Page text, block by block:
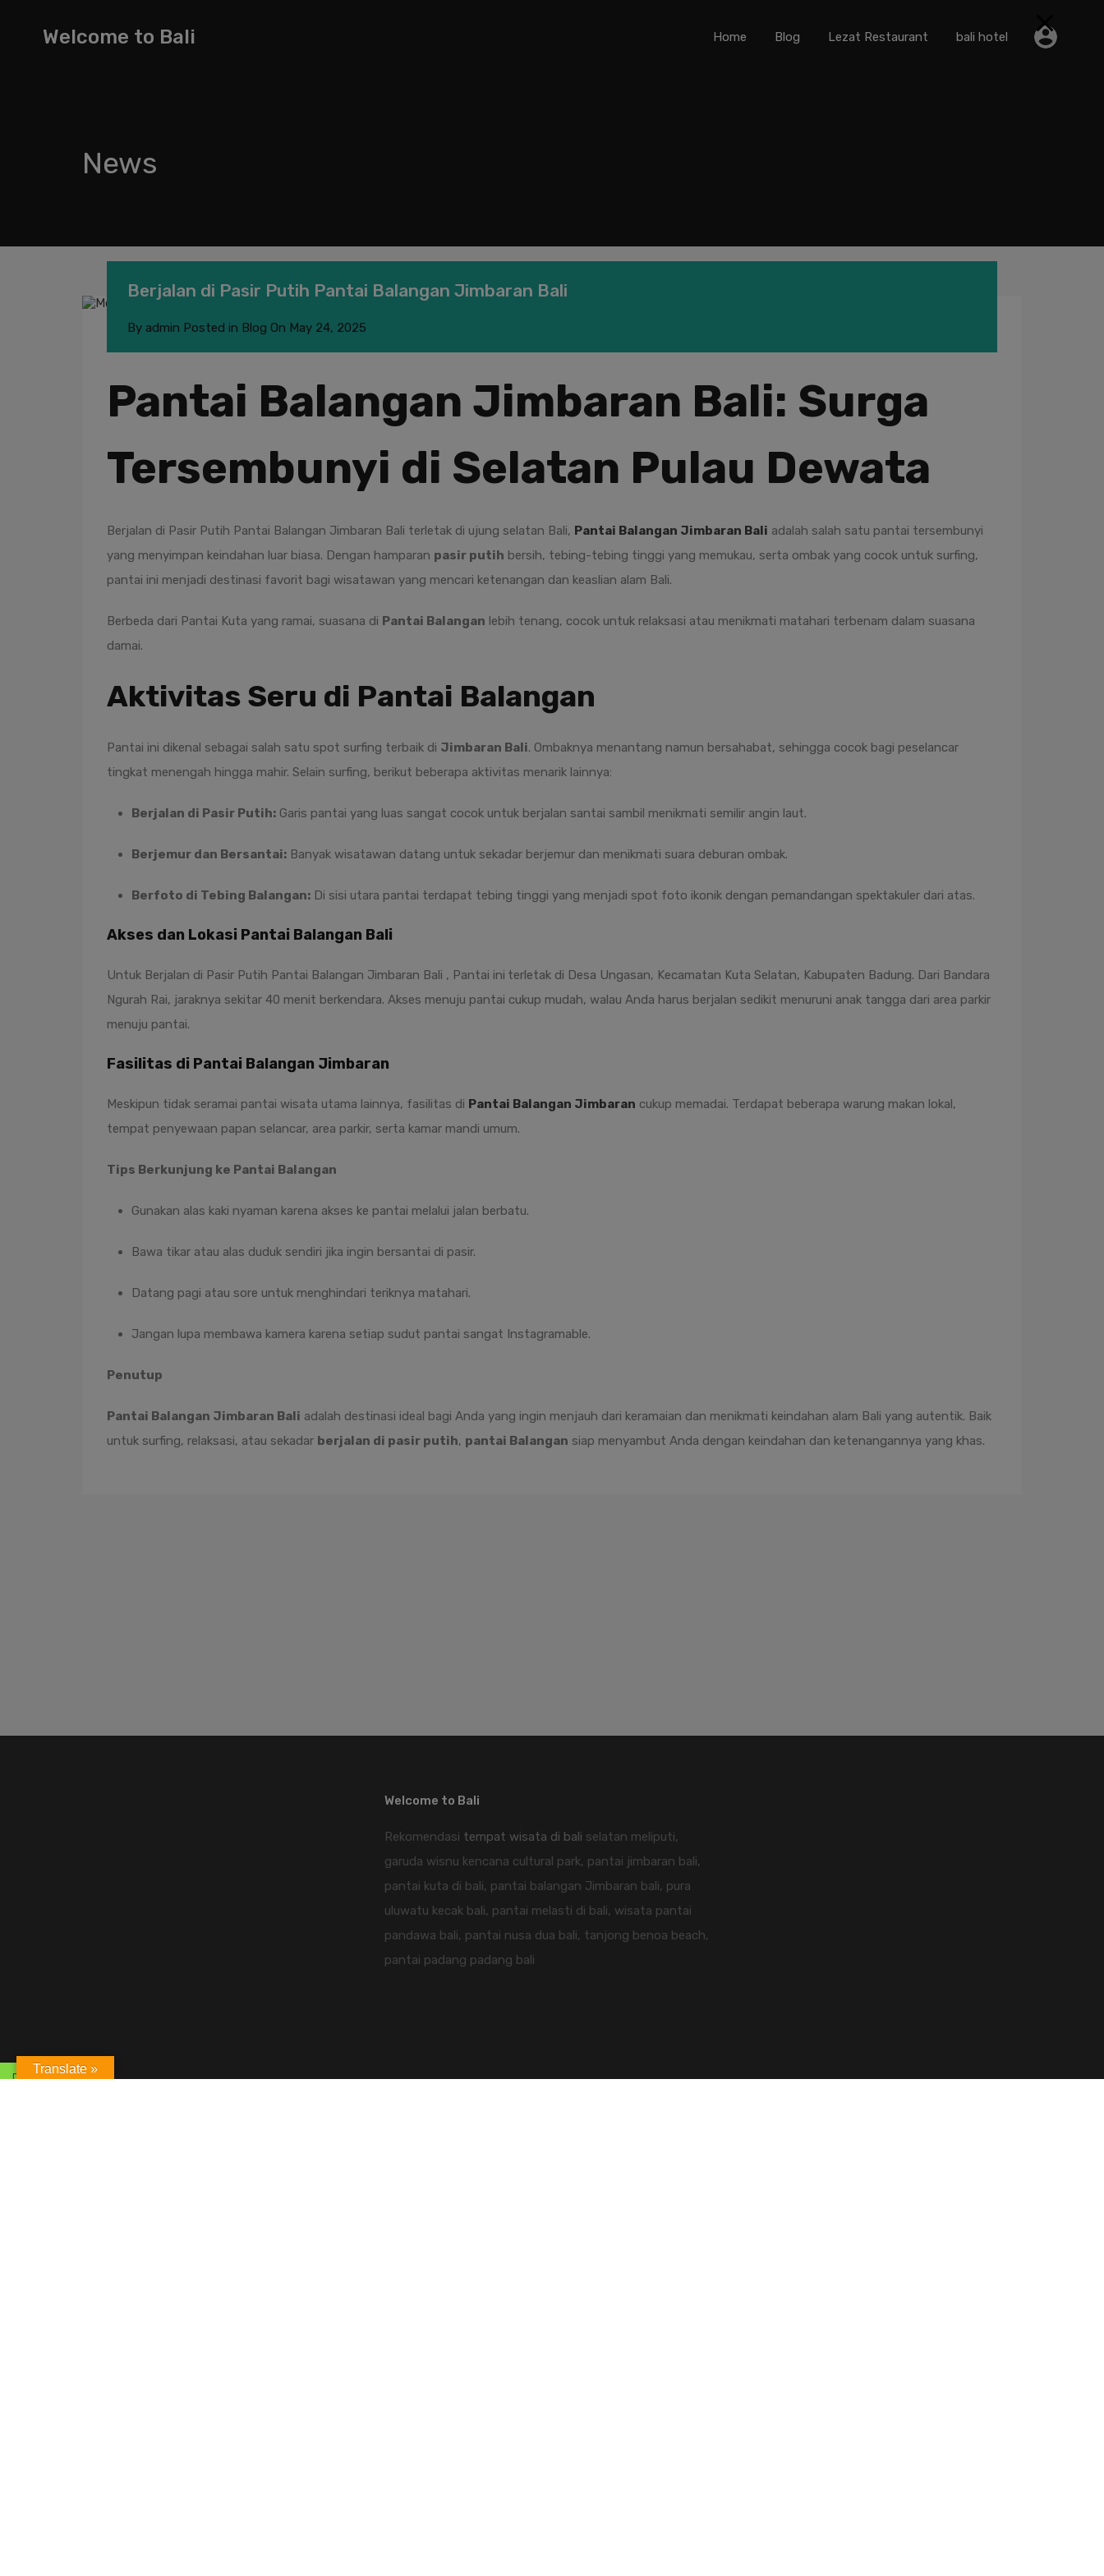
Welcome to Bali Home Blog Lezat Restaurant bali hotel
News
Berjalan di Pasir Putih Pantai Balangan Jimbaran Bali
By admin Posted in Blog On May 24, 2025
Pantai Balangan Jimbaran Bali: Surga
Tersembunyi di Selatan Pulau Dewata
Berjalan di Pasir Putih Pantai Balangan Jimbaran Bali terletak di ujung selatan Bali, Pantai Balangan Jimbaran Bali adalah salah satu pantai tersembunyi
yang menyimpan keindahan luar biasa. Dengan hamparan pasir putih bersih, tebing-tebing tinggi yang memukau, serta ombak yang cocok untuk surfing,
pantai ini menjadi destinasi favorit bagi wisatawan yang mencari ketenangan dan keaslian alam Bali.
Berbeda dari Pantai Kuta yang ramai, suasana di Pantai Balangan lebih tenang, cocok untuk relaksasi atau menikmati matahari terbenam dalam suasana
damai.
Aktivitas Seru di Pantai Balangan
Pantai ini dikenal sebagai salah satu spot surfing terbaik di Jimbaran Bali. Ombaknya menantang namun bersahabat, sehingga cocok bagi peselancar
tingkat menengah hingga mahir. Selain surfing, berikut beberapa aktivitas menarik lainnya:
Berjalan di Pasir Putih: Garis pantai yang luas sangat cocok untuk berjalan santai sambil menikmati semilir angin laut.
Berjemur dan Bersantai: Banyak wisatawan datang untuk sekadar berjemur dan menikmati suara deburan ombak.
Berfoto di Tebing Balangan: Di sisi utara pantai terdapat tebing tinggi yang menjadi spot foto ikonik dengan pemandangan spektakuler dari atas.
Akses dan Lokasi Pantai Balangan Bali
Untuk Berjalan di Pasir Putih Pantai Balangan Jimbaran Bali , Pantai ini terletak di Desa Ungasan, Kecamatan Kuta Selatan, Kabupaten Badung. Dari Bandara
Ngurah Rai, jaraknya sekitar 40 menit berkendara. Akses menuju pantai cukup mudah, walau Anda harus berjalan sedikit menuruni anak tangga dari area parkir
menuju pantai.
Fasilitas di Pantai Balangan Jimbaran
Meskipun tidak seramai pantai wisata utama lainnya, fasilitas di Pantai Balangan Jimbaran cukup memadai. Terdapat beberapa warung makan lokal,
tempat penyewaan papan selancar, area parkir, serta kamar mandi umum.
Tips Berkunjung ke Pantai Balangan
Gunakan alas kaki nyaman karena akses ke pantai melalui jalan berbatu.
Bawa tikar atau alas duduk sendiri jika ingin bersantai di pasir.
Datang pagi atau sore untuk menghindari teriknya matahari.
Jangan lupa membawa kamera karena setiap sudut pantai sangat Instagramable.
Penutup
Pantai Balangan Jimbaran Bali adalah destinasi ideal bagi Anda yang ingin menjauh dari keramaian dan menikmati keindahan alam Bali yang autentik. Baik
untuk surfing, relaksasi, atau sekadar berjalan di pasir putih, pantai Balangan siap menyambut Anda dengan keindahan dan ketenangannya yang khas.
Welcome to Bali
Rekomendasi tempat wisata di bali selatan meliputi,
garuda wisnu kencana cultural park, pantai jimbaran bali,
pantai kuta di bali, pantai balangan Jimbaran bali, pura
uluwatu kecak bali, pantai melasti di bali, wisata pantai
pandawa bali, pantai nusa dua bali, tanjong benoa beach,
pantai padang padang bali
Translate »